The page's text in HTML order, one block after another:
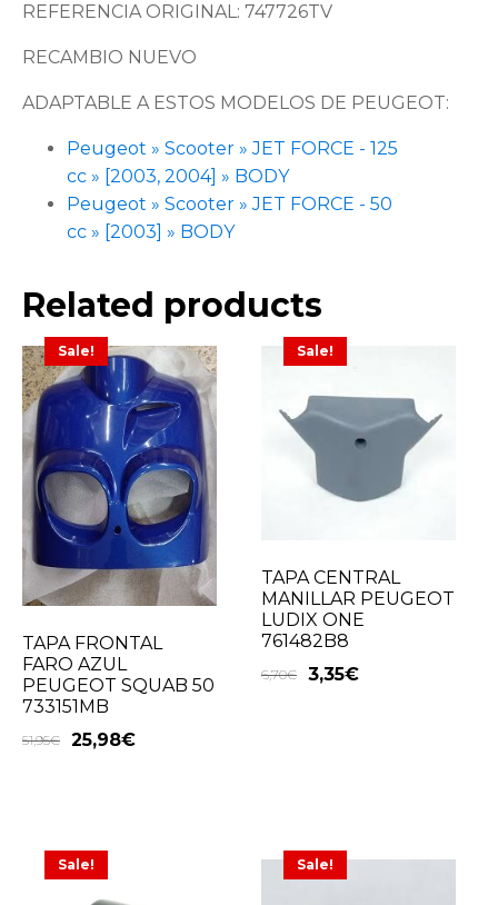
REFERENCIA ORIGINAL: 747726TV
RECAMBIO NUEVO
ADAPTABLE A ESTOS MODELOS DE PEUGEOT:
Peugeot » Scooter » JET FORCE - 125
cc » [2003, 2004] » BODY
Peugeot » Scooter » JET FORCE - 50
cc » [2003] » BODY
Related products
Sale!
TAPA FRONTAL
FARO AZUL
PEUGEOT SQUAB 50
733151MB
51,95€ 25,98€
Sale!
TAPA CENTRAL
MANILLAR PEUGEOT
LUDIX ONE
761482B8
6,70€ 3,35€
Sale! Sale!